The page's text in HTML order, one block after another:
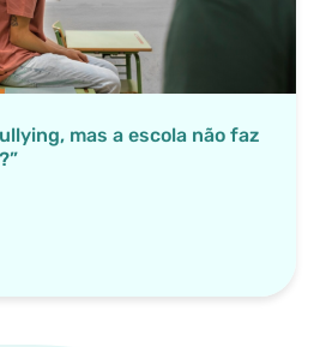
mas a escola não faz